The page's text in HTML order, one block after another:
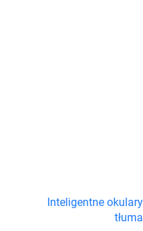
Inteligentne